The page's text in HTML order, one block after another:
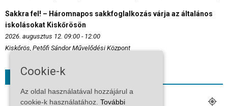
Sakkra fel! – Háromnapos sakkfoglalkozás várja az általános
iskolásokat Kiskőrösön
2026. augusztus 12. 09:00 - 12:00
Kiskőrös, Petőfi Sándor Művelődési Központ
Időjárás
KISKŐRÖS
Cookie-k
Az oldal használatával hozzájárul a
cookie-k használatához. További